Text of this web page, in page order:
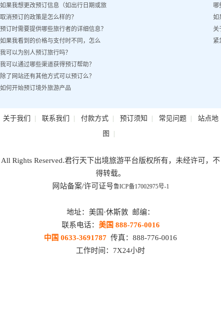
如果我想更改预订信息（如出行日期或旅
客姓名）怎么办？
取消预订的政策是怎么样的？
预订时需要提供哪些旅行者的详细信息？
如果我看到的价格与支付时不同，怎么
办？
我可以为别人预订旅行吗？
我可以通过哪些渠道获得预订帮助？
除了网站还有其他方式可以预订么？
如何开始预订境外旅游产品
哪
如
关
紧
关于我们 | 联系我们 | 付款方式| 预订须知 | 常见问题| 站点地
图 |
All Rights Reserved.君行天下出境旅游平台版权所有，未经许可，不
得转载。
网站备案/许可证号鲁ICP备17002975号-1
地址：美国·休斯敦 邮编：
联系电话： 美国 888-776-0016
中国 0633-3691787 传真：888-776-0016
工作时间：7X24小时